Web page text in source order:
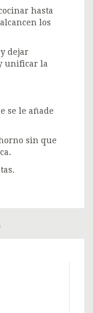
hasta
los
dejar
unificar la
se le añade
sin que